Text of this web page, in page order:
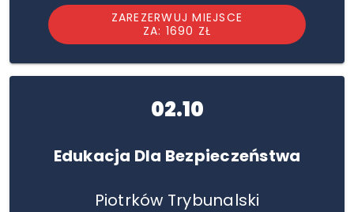
ZAREZERWUJ MIEJSCE
ZA: 1690 ZŁ
02.10
Edukacja Dla Bezpieczeństwa
Piotrków Trybunalski